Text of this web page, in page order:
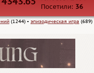
Посетили: 36
(1244) ▪ эпизодическая игра (689)